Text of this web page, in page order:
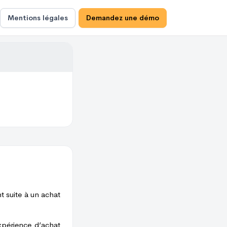
Mentions légales Demandez une démo
suite à un achat
d’achat